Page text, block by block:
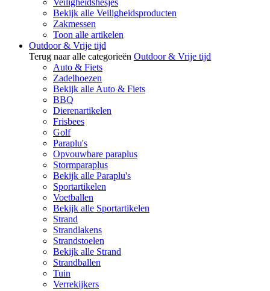
Veiligheidshesjes
Bekijk alle Veiligheidsproducten
Zakmessen
Toon alle artikelen
Outdoor & Vrije tijd
Terug naar alle categorieën Outdoor & Vrije tijd
Auto & Fiets
Zadelhoezen
Bekijk alle Auto & Fiets
BBQ
Dierenartikelen
Frisbees
Golf
Paraplu's
Opvouwbare paraplus
Stormparaplus
Bekijk alle Paraplu's
Sportartikelen
Voetballen
Bekijk alle Sportartikelen
Strand
Strandlakens
Strandstoelen
Bekijk alle Strand
Strandballen
Tuin
Verrekijkers